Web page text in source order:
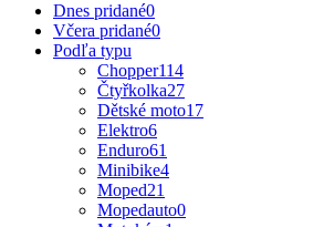
Dnes pridané0
Včera pridané0
Podľa typu
Chopper114
Čtyřkolka27
Dětské moto17
Elektro6
Enduro61
Minibike4
Moped21
Mopedauto0